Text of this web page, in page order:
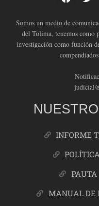
Somos un medio de
del Tolima, tenemos como
investigación como función
INFORME
PAUTA
MANUAL DE